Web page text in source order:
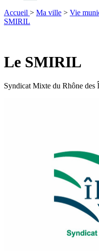
Accueil > Ma ville > Vie
SMIRIL
Le SMIRIL
Syndicat Mixte du Rhône des